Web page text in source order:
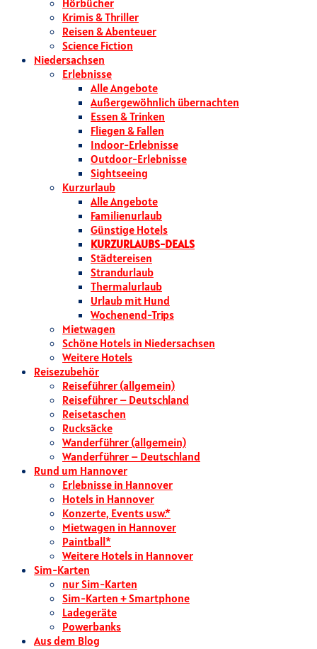
Hörbücher
Krimis & Thriller
Reisen & Abenteuer
Science Fiction
Niedersachsen
Erlebnisse
Alle Angebote
Außergewöhnlich übernachten
Essen & Trinken
Fliegen & Fallen
Indoor-Erlebnisse
Outdoor-Erlebnisse
Sightseeing
Kurzurlaub
Alle Angebote
Familienurlaub
Günstige Hotels
KURZURLAUBS-DEALS
Städtereisen
Strandurlaub
Thermalurlaub
Urlaub mit Hund
Wochenend-Trips
Mietwagen
Schöne Hotels in Niedersachsen
Weitere Hotels
Reisezubehör
Reiseführer (allgemein)
Reiseführer – Deutschland
Reisetaschen
Rucksäcke
Wanderführer (allgemein)
Wanderführer – Deutschland
Rund um Hannover
Erlebnisse in Hannover
Hotels in Hannover
Konzerte, Events usw.*
Mietwagen in Hannover
Paintball*
Weitere Hotels in Hannover
Sim-Karten
nur Sim-Karten
Sim-Karten + Smartphone
Ladegeräte
Powerbanks
Aus dem Blog